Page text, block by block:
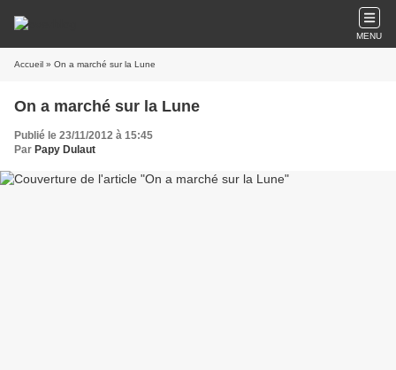
MENU
Accueil » On a marché sur la Lune
On a marché sur la Lune
Publié le 23/11/2012 à 15:45
Par Papy Dulaut